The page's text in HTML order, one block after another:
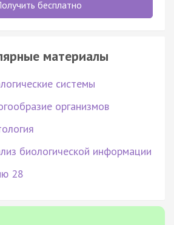
бесплатно
материалы
системы
организмов
биологической информации
28